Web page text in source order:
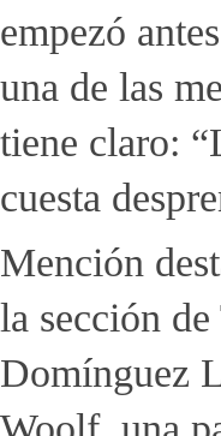
empezó
una de las
tiene claro:
cuesta
Mención
la sección
Domínguez